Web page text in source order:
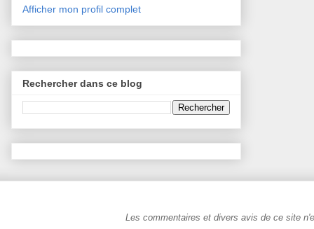
Afficher mon profil complet
Rechercher dans ce blog
Les commentaires et divers avis de ce site